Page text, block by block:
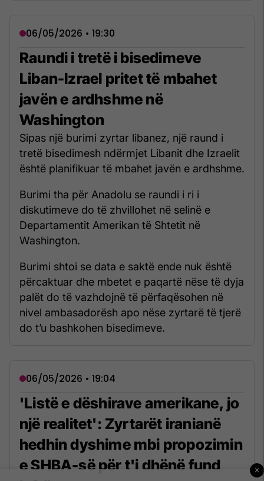
06/05/2026 • 19:30
Raundi i tretë i bisedimeve
Liban-Izrael pritet të mbahet
javën e ardhshme në
Washington
Sipas një burimi zyrtar libanez, një raund i
tretë bisedimesh ndërmjet Libanit dhe Izraelit
është planifikuar të mbahet javën e ardhshme.
Burimi tha për Anadolu se raundi i ri i
diskutimeve do të zhvillohet në selinë e
Departamentit Amerikan të Shtetit në
Washington.
Burimi shtoi se data e saktë ende nuk është
përcaktuar dhe mbetet e paqartë nëse të dyja
palët do të vazhdojnë të përfaqësohen në
nivel ambasadorësh apo nëse zyrtarë të tjerë
do t’u bashkohen bisedimeve.
06/05/2026 • 19:04
'Listë e dëshirave amerikane, jo
një realitet': Zyrtarët iranianë
hedhin dyshime mbi propozimin
e SHBA-së për t'i dhënë fund
×